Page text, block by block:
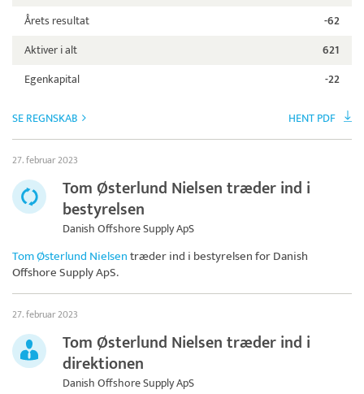
Årets resultat
-62
Aktiver i alt
621
Egenkapital
-22
SE REGNSKAB HENT PDF
27. februar 2023
Tom Østerlund Nielsen træder ind i
bestyrelsen
Danish Offshore Supply ApS
Tom Østerlund Nielsentræder ind i bestyrelsen forDanish
Offshore Supply ApS.
27. februar 2023
Tom Østerlund Nielsen træder ind i
direktionen
Danish Offshore Supply ApS